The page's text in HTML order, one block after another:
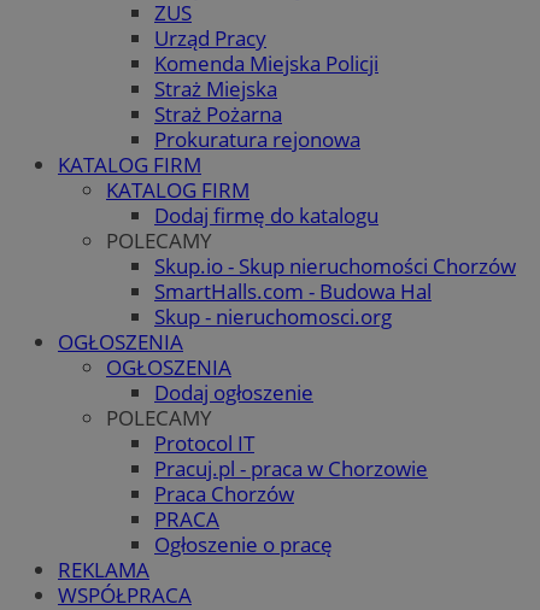
ZUS
Urząd Pracy
Komenda Miejska Policji
Straż Miejska
Straż Pożarna
Prokuratura rejonowa
KATALOG FIRM
KATALOG FIRM
Dodaj firmę do katalogu
POLECAMY
Skup.io - Skup nieruchomości Chorzów
SmartHalls.com - Budowa Hal
Skup - nieruchomosci.org
OGŁOSZENIA
OGŁOSZENIA
Dodaj ogłoszenie
POLECAMY
Protocol IT
Pracuj.pl - praca w Chorzowie
Praca Chorzów
PRACA
Ogłoszenie o pracę
REKLAMA
WSPÓŁPRACA